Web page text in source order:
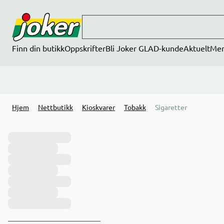
Finn din butikkOppskrifterBli Joker GLAD-kundeAktueltMer
Hjem Nettbutikk Kioskvarer Tobakk Sigaretter